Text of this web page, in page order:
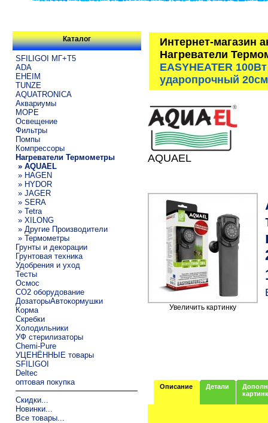
Каталог
SFILIGOI МГ+Т5
ADA
EHEIM
TUNZE
AQUATRONICA
Аквариумы
МОРЕ
Освещение
Фильтры
Помпы
Компрессоры
Нагреватели Термометры
» AQUAEL
» HAGEN
» HYDOR
» JAGER
» SERA
» Tetra
» XILONG
» Другие Производители
» Термометры
Грунты и декорации
Грунтовая техника
Удобрения и уход
Тесты
Осмос
CO2 оборудование
ДозаторыАвтокормушки
Корма
Скребки
Холодильники
УФ стерилизаторы
Chemi-Pure
УЦЕНЁННЫЕ товары
SFILIGOI
Deltec
оптовая покупка
Скидки...
Новинки...
Все товары...
Интернет-магазин
Нагреватели
EASYHEATER
ударопрочный
AQUAEL
Увеличить картинку
Описание Детали